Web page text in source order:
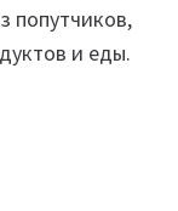
попутчиков,
и еды.